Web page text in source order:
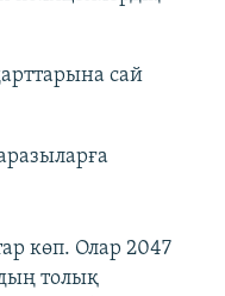
сай
көп. Олар 2047
толық